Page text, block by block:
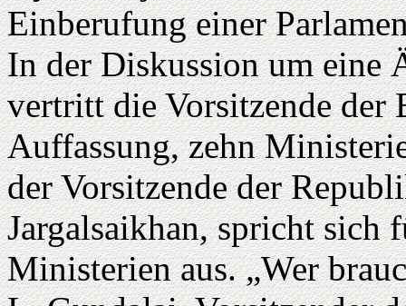
Einberufung einer
In der Diskussion um eine
vertritt die Vorsitzende der
Auffassung, zehn
der Vorsitzende der
Jargalsaikhan, spricht sich
Ministerien aus. „Wer